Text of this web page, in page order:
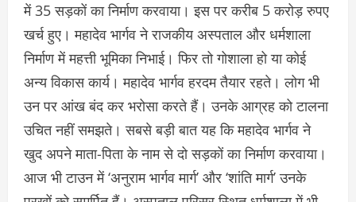
में 35 सड़कों का निर्माण करवाया। इस पर करीब 5 करोड़ रुपए
खर्च हुए। महादेव भार्गव ने राजकीय अस्पताल और धर्मशाला
निर्माण में महत्ती भूमिका निभाई। फिर तो गोशाला हो या कोई
अन्य विकास कार्य। महादेव भार्गव हरदम तैयार रहते। लोग भी
उन पर आंख बंद कर भरोसा करते हैं। उनके आग्रह को टालना
उचित नहीं समझते। सबसे बड़ी बात यह कि महादेव भार्गव ने
खुद अपने माता-पिता के नाम से दो सड़कों का निर्माण करवाया।
आज भी टाउन में ‘अनुराम भार्गव मार्ग’ और ‘शांति मार्ग’ उनके